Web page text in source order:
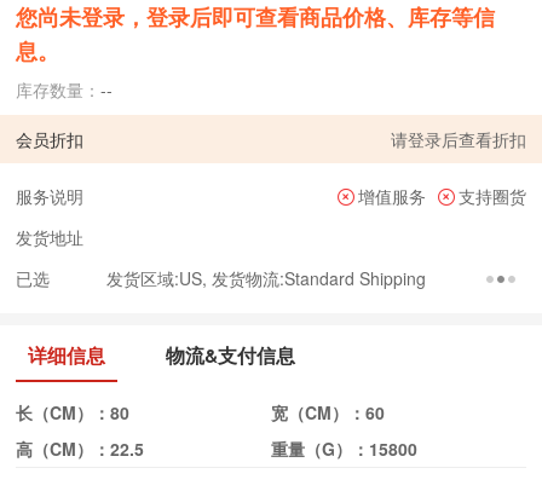
您尚未登录，登录后即可查看商品价格、库存等信
息。
库存数量：--
会员折扣 请登录后查看折扣
服务说明 增值服务
支持圈货
发货地址
已选
发货区域:US, 发货物流:Standard Shipping
详细信息 物流&支付信息
长（CM）：80 宽（CM）： 60
高（CM）：22.5 重量（G）： 15800